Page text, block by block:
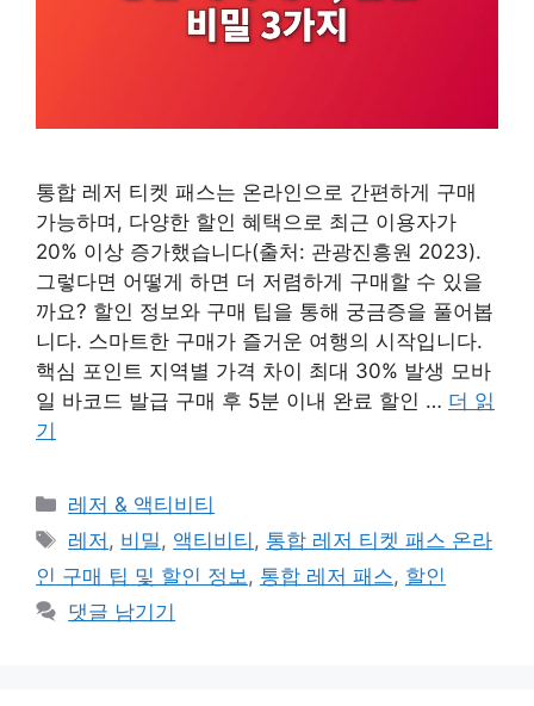
통합 레저 티켓 패스는 온라인으로 간편하게 구매
가능하며, 다양한 할인 혜택으로 최근 이용자가
20% 이상 증가했습니다(출처: 관광진흥원 2023).
그렇다면 어떻게 하면 더 저렴하게 구매할 수 있을
까요? 할인 정보와 구매 팁을 통해 궁금증을 풀어봅
니다. 스마트한 구매가 즐거운 여행의 시작입니다.
핵심 포인트 지역별 가격 차이 최대 30% 발생 모바
일 바코드 발급 구매 후 5분 이내 완료 할인 … 더 읽
기
카
테
리
레저 & 액티비티
태
그
레저 , 비밀, 액티비티 , 통합 레저 티켓 패스 온라
인 구매 팁 및 할인 정보, 통합 레저 패스, 할인
댓글 남기기